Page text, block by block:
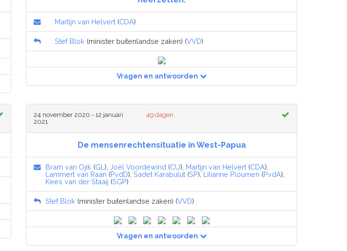
Martijn van Helvert (CDA)
Stef Blok (minister buitenlandse zaken) (VVD)
Vragen en antwoorden
24 november 2020 - 12 januari
2021
49 dagen
De mensenrechtensituatie in West-Papua
Bram van Ojik (GL ), Joël Voordewind (CU), Martijn van Helvert (CDA),
Lammert van Raan (PvdD), Sadet Karabulut (SP), Lilianne Ploumen (PvdA),
Kees van der Staaij (SGP)
Stef Blok (minister buitenlandse zaken) (VVD)
Vragen en antwoorden